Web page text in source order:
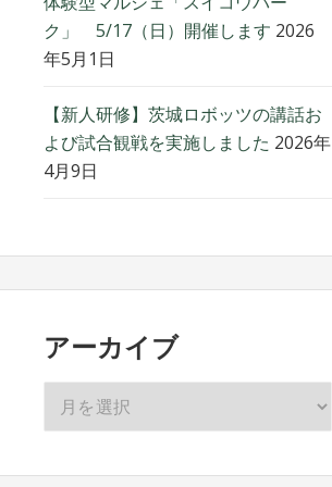
ク」 5/17（日）開催します 2026
年5月1日
【新人研修】茨城ロボッツの講話お
よび試合観戦を実施しました 2026年
4月9日
アーカイブ
イ